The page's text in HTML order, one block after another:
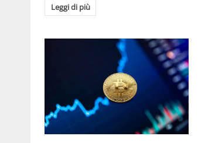
Leggi di più